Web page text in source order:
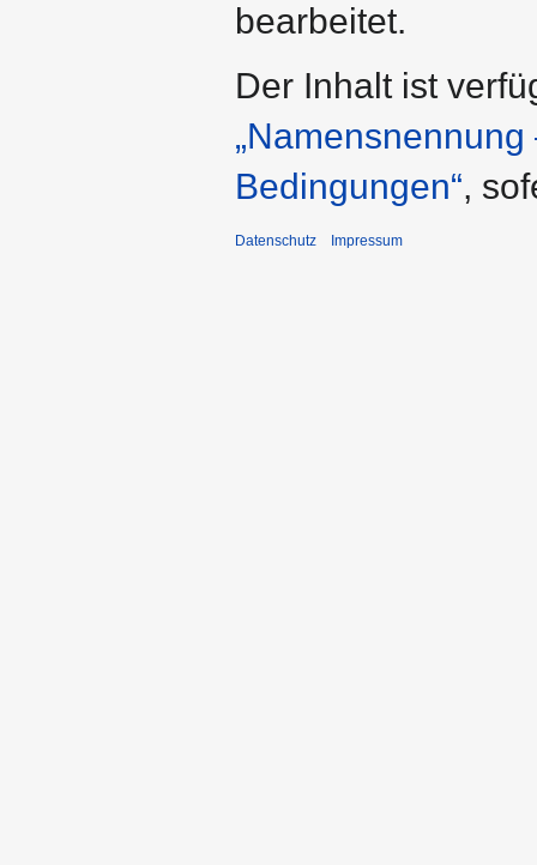
bearbeitet.
Der Inhalt ist
Bedingungen“,
Datenschutz Impressum